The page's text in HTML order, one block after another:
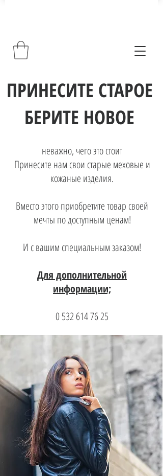
ПРИНЕСИТЕ СТАРОЕ
БЕРИТЕ НОВОЕ
неважно, чего это стоит
Принесите нам свои старые меховые и
кожаные изделия.
Вместо этого приобретите товар своей
мечты по доступным ценам!
И с вашим специальным заказом!
Для дополнительной
информации;
0 532 614 76 25